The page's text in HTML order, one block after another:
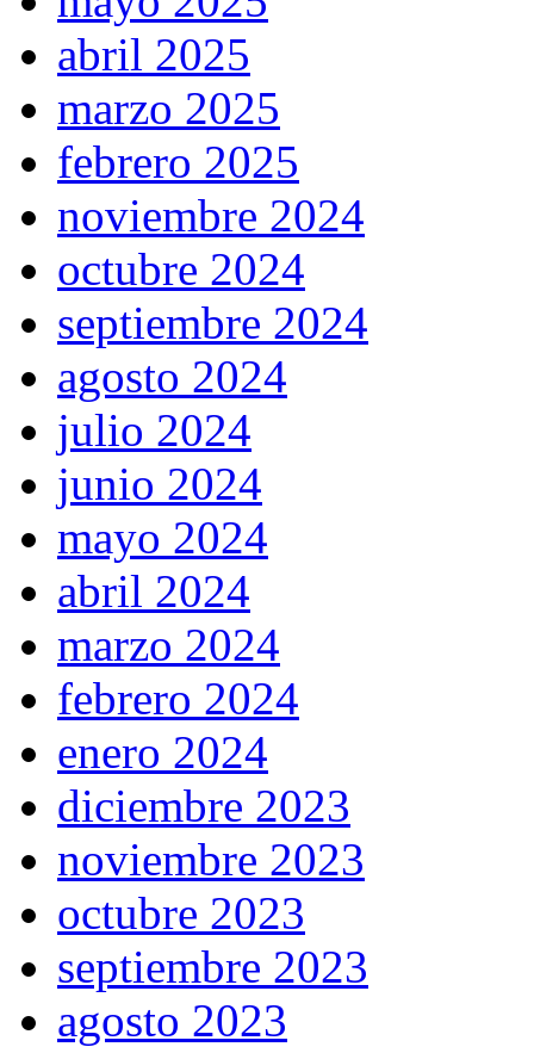
abril 2025
marzo 2025
febrero 2025
noviembre 2024
octubre 2024
septiembre 2024
agosto 2024
julio 2024
junio 2024
mayo 2024
abril 2024
marzo 2024
febrero 2024
enero 2024
diciembre 2023
noviembre 2023
octubre 2023
septiembre 2023
agosto 2023